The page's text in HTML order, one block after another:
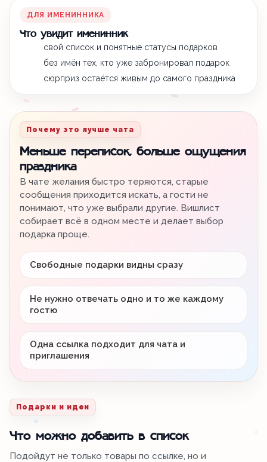
ДЛЯ ИМЕНИННИКА
Что увидит именинник
свой список и понятные статусы подарков
без имён тех, кто уже забронировал подарок
сюрприз остаётся живым до самого праздника
Почему это лучше чата
Меньше переписок, больше ощущения
праздника
В чате желания быстро теряются, старые
сообщения приходится искать, а гости не
понимают, что уже выбрали другие. Вишлист
собирает всё в одном месте и делает выбор
подарка проще.
Свободные подарки видны сразу
Не нужно отвечать одно и то же каждому
гостю
Одна ссылка подходит для чата и
приглашения
Подарки и идеи
Что можно добавить в список
Подойдут не только товары по ссылке, но и